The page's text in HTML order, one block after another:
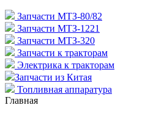
Запчасти МТЗ-80/82
Запчасти МТЗ-1221
Запчасти МТЗ-320
Запчасти к тракторам
Электрика к тракторам
Запчасти из Китая
Топливная аппаратура
Главная